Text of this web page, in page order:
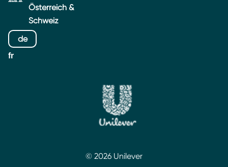
Österreich &
Schweiz
de
fr
© 2026 Unilever